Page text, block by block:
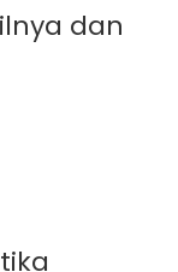
dan